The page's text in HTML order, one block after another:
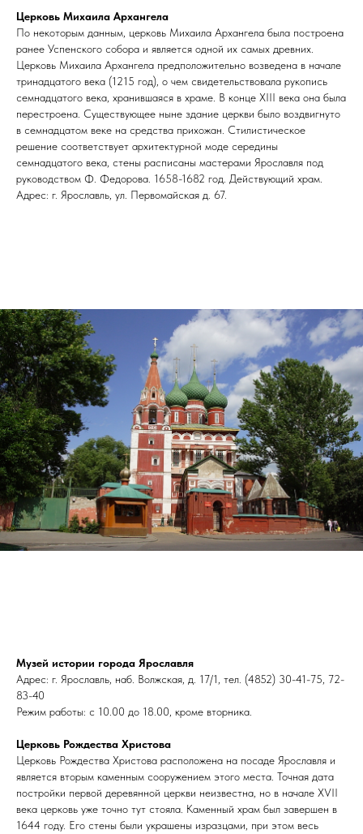
Церковь Михаила Архангела
По некоторым данным, церковь Михаила Архангела была построена
ранее Успенского собора и является одной их самых древних.
Церковь Михаила Архангела предположительно возведена в начале
тринадцатого века (1215 год), о чем свидетельствовала рукопись
семнадцатого века, хранившаяся в храме. В конце XIII века она была
перестроена. Существующее ныне здание церкви было воздвигнуто
в семнадцатом веке на средства прихожан. Стилистическое
решение соответствует архитектурной моде середины
семнадцатого века, стены расписаны мастерами Ярославля под
руководством Ф. Федорова. 1658-1682 год. Действующий храм.
Адрес: г. Ярославль, ул. Первомайская д. 67.
Музей истории города Ярославля
Адрес: г. Ярославль, наб. Волжская, д. 17/1, тел. (4852) 30-41-75, 72-
83-40
Режим работы: с 10.00 до 18.00, кроме вторника.
Церковь Рождества Христова
Церковь Рождества Христова расположена на посаде Ярославля и
является вторым каменным сооружением этого места. Точная дата
постройки первой деревянной церкви неизвестна, но в начале XVII
века церковь уже точно тут стояла. Каменный храм был завершен в
1644 году. Его стены были украшены изразцами, при этом весь